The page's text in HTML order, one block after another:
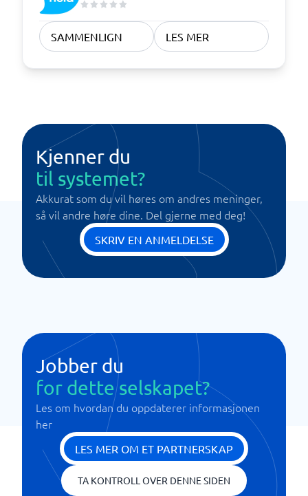
SAMMENLIGN LES MER
Kjenner du
til systemet?
Akkurat som du vil høres om andres meninger,
så vil andre høre dine. Del gjerne med deg!
SKRIV EN ANMELDELSE
Jobber du
for dette selskapet?
Les om hvordan du oppdaterer informasjonen
her
LES MER OM ET PARTNERSKAP
TA KONTROLL OVER DENNE SIDEN